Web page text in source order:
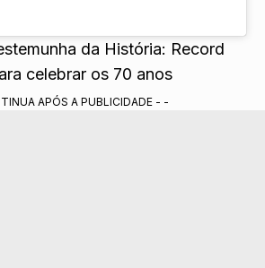
da História: Record
celebrar os 70 anos
APÓS A PUBLICIDADE - -